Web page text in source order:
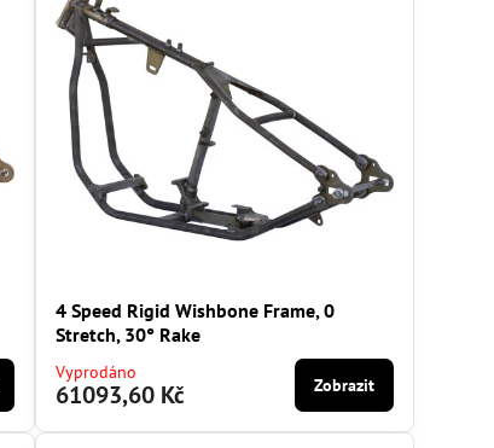
4 Speed Rigid Wishbone Frame, 0
Stretch, 30° Rake
Vyprodáno
61093,60 Kč Zobrazit